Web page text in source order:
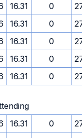
16.31 0
16.31 0
16.31 0
16.31 0
16.31 0
16.31 0